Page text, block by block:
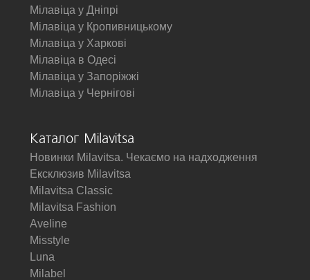
Мілавіца у Дніпрі
Мілавіца у Кропивницькому
Мілавіца у Харкові
Мілавіца в Одесі
Мілавіца у Запоріжжі
Мілавіца у Чернігові
Каталог Milavitsa
Новинки Milavitsa. Чекаємо на надходження
Ексклюзив Milavitsa
Milavitsa Classic
Milavitsa Fashion
Aveline
Misstyle
Luna
Milabel